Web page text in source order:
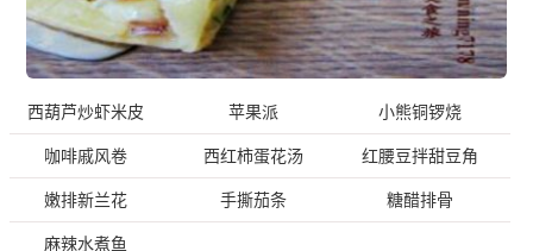
西葫芦炒虾米皮 苹果派 小熊铜锣烧
咖啡戚风卷 西红柿蛋花汤 红腰豆拌甜豆角
嫩排新兰花 手撕茄条 糖醋排骨
麻辣水煮鱼